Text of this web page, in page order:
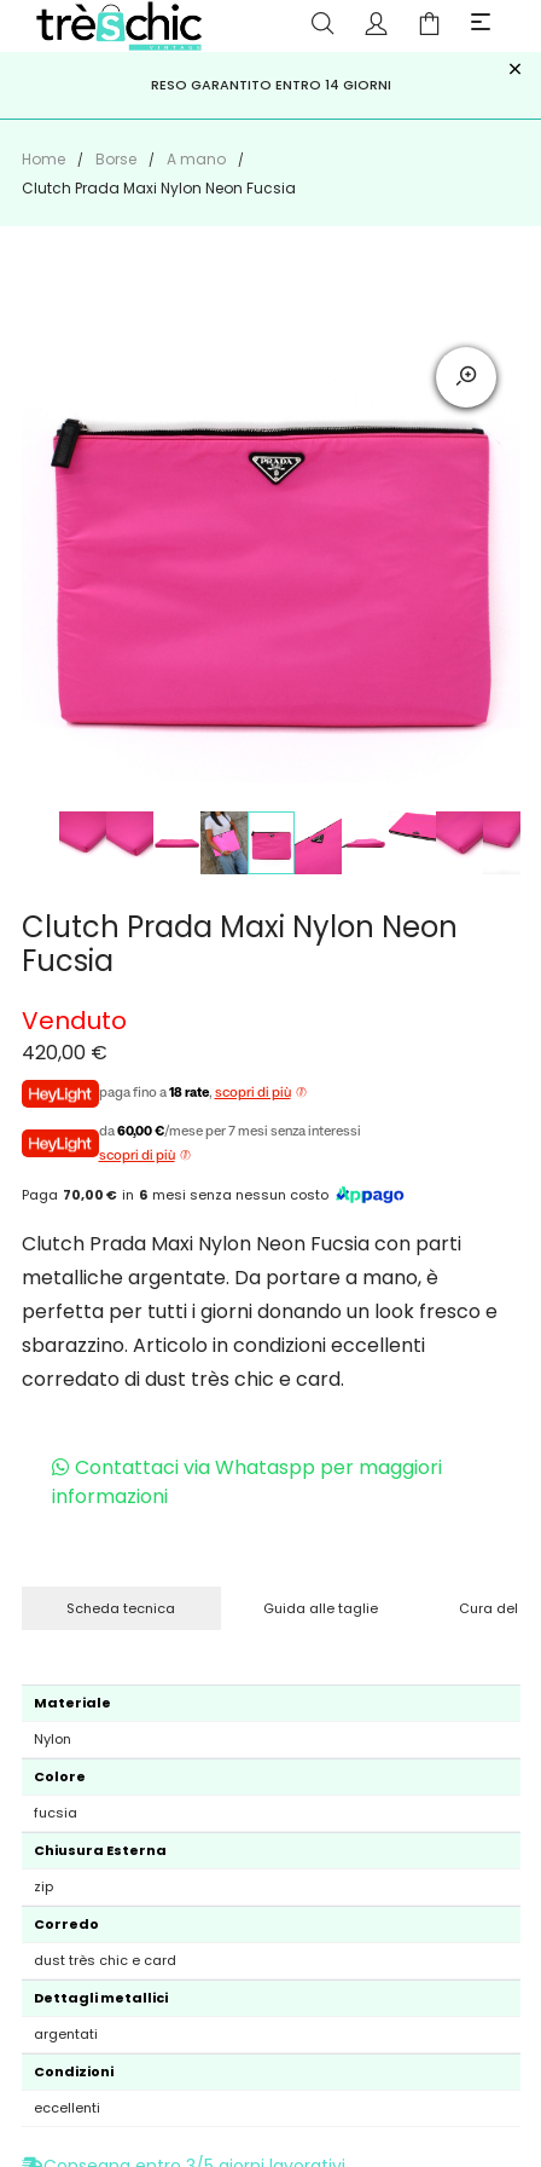
PAGA A RATE CONKLARNA,HEYLIGHT, APPAGO
ISCRIVITI ALLA NEWSLETTER PER NON PERDERE SCONTI E
OFFERTE IMPERDIBILI!
RESO GARANTITO ENTRO 14 GIORNI ×
Home Borse
A mano
Clutch Prada Maxi Nylon Neon Fucsia
Clutch Prada Maxi Nylon Neon
Fucsia
420,00 €
paga fino a18 rate, scopri di più
da60,00 €/mese per 7 mesi senza interessi
scopri di più
Paga 70,00 € in 6 mesi senza nessun costo
Venduto
Clutch Prada Maxi Nylon Neon Fucsia con parti
metalliche argentate. Da portare a mano, è
perfetta per tutti i giorni donando un look fresco e
sbarazzino. Articolo in condizioni eccellenti
corredato di dust très chic e card.
Contattaci via Whataspp per maggiori
informazioni
Scheda tecnica Guida alle taglie Cura del
Materiale
Nylon
Colore
fucsia
Chiusura Esterna
zip
Corredo
dust très chic e card
Dettagli metallici
argentati
Condizioni
eccellenti